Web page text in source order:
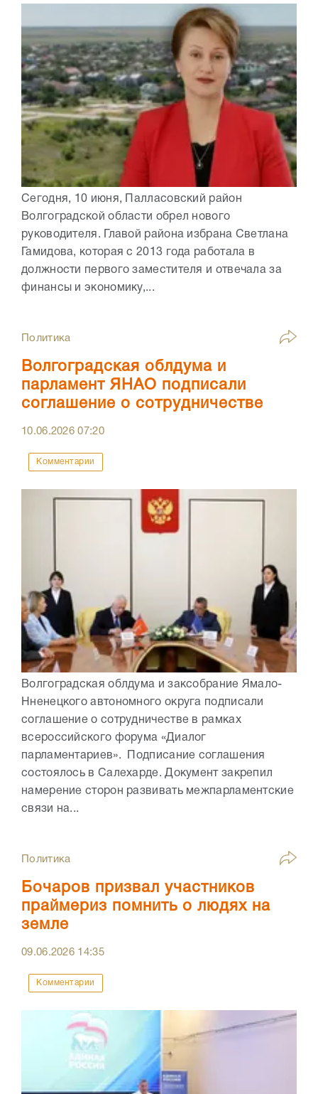
Сегодня, 10 июня, Палласовский район
Волгоградской области обрел нового
руководителя. Главой района избрана Светлана
Гамидова, которая с 2013 года работала в
должности первого заместителя и отвечала за
финансы и экономику,...
Политика
Волгоградская облдума и
парламент ЯНАО подписали
соглашение о сотрудничестве
10.06.202607:20
Комментарии
Волгоградская облдума и заксобрание Ямало-
Нненецкого автономного округа подписали
соглашение о сотрудничестве в рамках
всероссийского форума «Диалог
парламентариев». Подписание соглашения
состоялось в Салехарде. Документ закрепил
намерение сторон развивать межпарламентские
связи на...
Политика
Бочаров призвал участников
праймериз помнить о людях на
земле
09.06.2026 14:35
Комментарии